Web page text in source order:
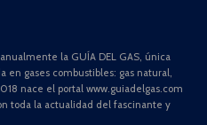
la GUÍA DEL GAS, única
en gases combustibles: gas natural,
nace el portal www.guiadelgas.com
toda la actualidad del fascinante y